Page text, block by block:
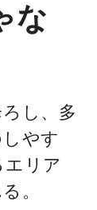
な
し、多
やす
リア
。